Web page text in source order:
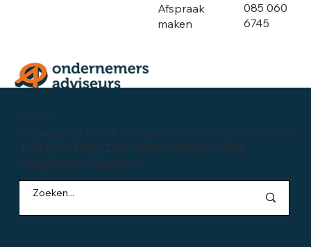
Afspraak
maken
085 060
6745
Kennisbank ondernemen
Jouw gratis online kennisbron over ondernemen en
bedrijfsvoering. Zoek via de zoekbalk of de
categorieën daaronder: